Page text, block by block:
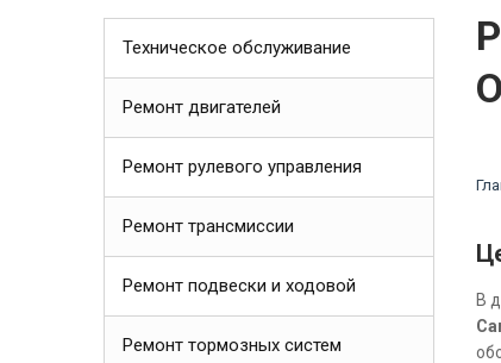
В
Техническое обслуживание
Ремонт двигателей
Ремонт рулевого управления
Ремонт трансмиссии
Ремонт подвески и ходовой
Ремонт тормозных систем